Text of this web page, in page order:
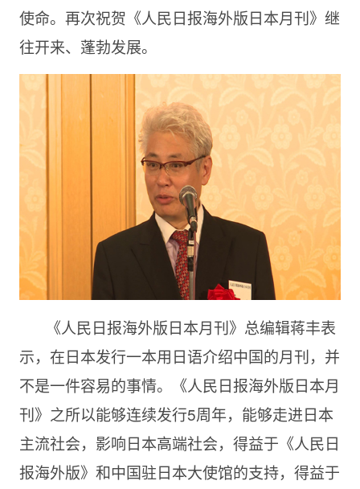
使命。再次祝贺《人民日报海外版日本月刊》继
往开来、蓬勃发展。
《人民日报海外版日本月刊》总编辑蒋丰表
示，在日本发行一本用日语介绍中国的月刊，并
不是一件容易的事情。《人民日报海外版日本月
刊》之所以能够连续发行5周年，能够走进日本
主流社会，影响日本高端社会，得益于《人民日
报海外版》和中国驻日本大使馆的支持，得益于